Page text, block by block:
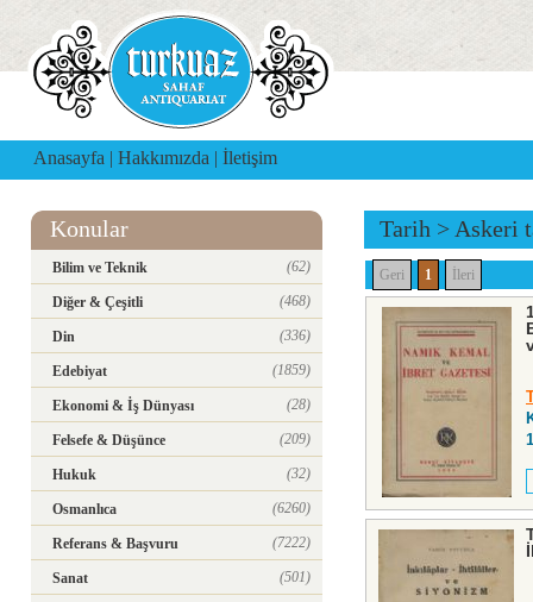
Anasayfa | Hakkımızda | İletişim
Konular
Bilim ve Teknik (62)
Diğer & Çeşitli (468)
Din (336)
Edebiyat (1859)
Ekonomi & İş Dünyası (28)
Felsefe & Düşünce (209)
Hukuk (32)
Osmanlıca (6260)
Referans & Başvuru (7222)
Sanat (501)
Tarih > Askeri
Geri 1 İleri